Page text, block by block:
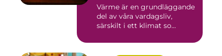
Värme är en grundläggande
del av våra vardagsliv,
särskilt i ett klimat so...